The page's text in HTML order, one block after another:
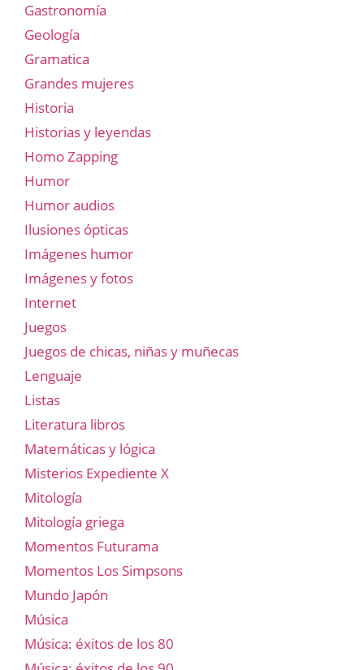
Gastronomía
Geología
Gramatica
Grandes mujeres
Historia
Historias y leyendas
Homo Zapping
Humor
Humor audios
Ilusiones ópticas
Imágenes humor
Imágenes y fotos
Internet
Juegos
Juegos de chicas, niñas y muñecas
Lenguaje
Listas
Literatura libros
Matemáticas y lógica
Misterios Expediente X
Mitología
Mitología griega
Momentos Futurama
Momentos Los Simpsons
Mundo Japón
Música
Música: éxitos de los 80